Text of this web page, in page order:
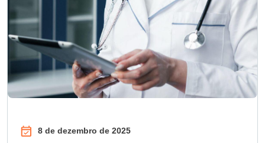
8 de dezembro de 2025